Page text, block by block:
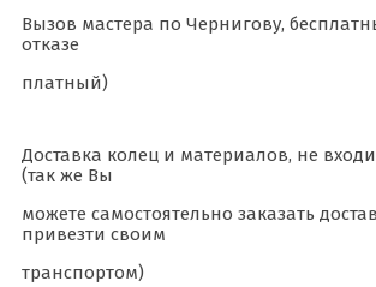
Вызов мастера по Чернигову,
отказе
платный)
Доставка колец и материалов, не
(так же Вы
можете самостоятельно заказать
привезти своим
транспортом)